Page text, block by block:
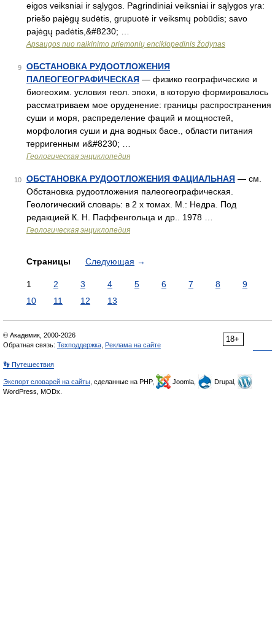
eigos veiksniai ir sąlygos. Pagrindiniai veiksniai ir sąlygos yra:
priešo pajėgų sudėtis, grupuotė ir veiksmų pobūdis; savo
pajėgų padėtis,&#8230; …
Apsaugos nuo naikinimo priemonių enciklopedinis žodynas
9
ОБСТАНОВКА РУДООТЛОЖЕНИЯ
ПАЛЕОГЕОГРАФИЧЕСКАЯ — физико географические и
биогеохим. условия геол. эпохи, в которую формировалось
рассматриваем мое оруденение: границы распространения
суши и моря, распределение фаций и мощностей,
морфология суши и дна водных басе., области питания
терригенным и&#8230; …
Геологическая энциклопедия
10 ОБСТАНОВКА РУДООТЛОЖЕНИЯ ФАЦИАЛЬНАЯ — см.
Обстановка рудоотложения палеогеографическая.
Геологический словарь: в 2 х томах. М.: Недра. Под
редакцией К. Н. Паффенгольца и др.. 1978 …
Геологическая энциклопедия
Страницы Следующая →
1 2 3 4 5 6 7 8
9
10
11 12 13
18+
© Академик, 2000-2026
Обратная связь: Техподдержка Реклама на сайте
👣 Путешествия
Экспорт словарей на сайты , сделанные на PHP, Joomla,
Drupal,
WordPress, MODx.